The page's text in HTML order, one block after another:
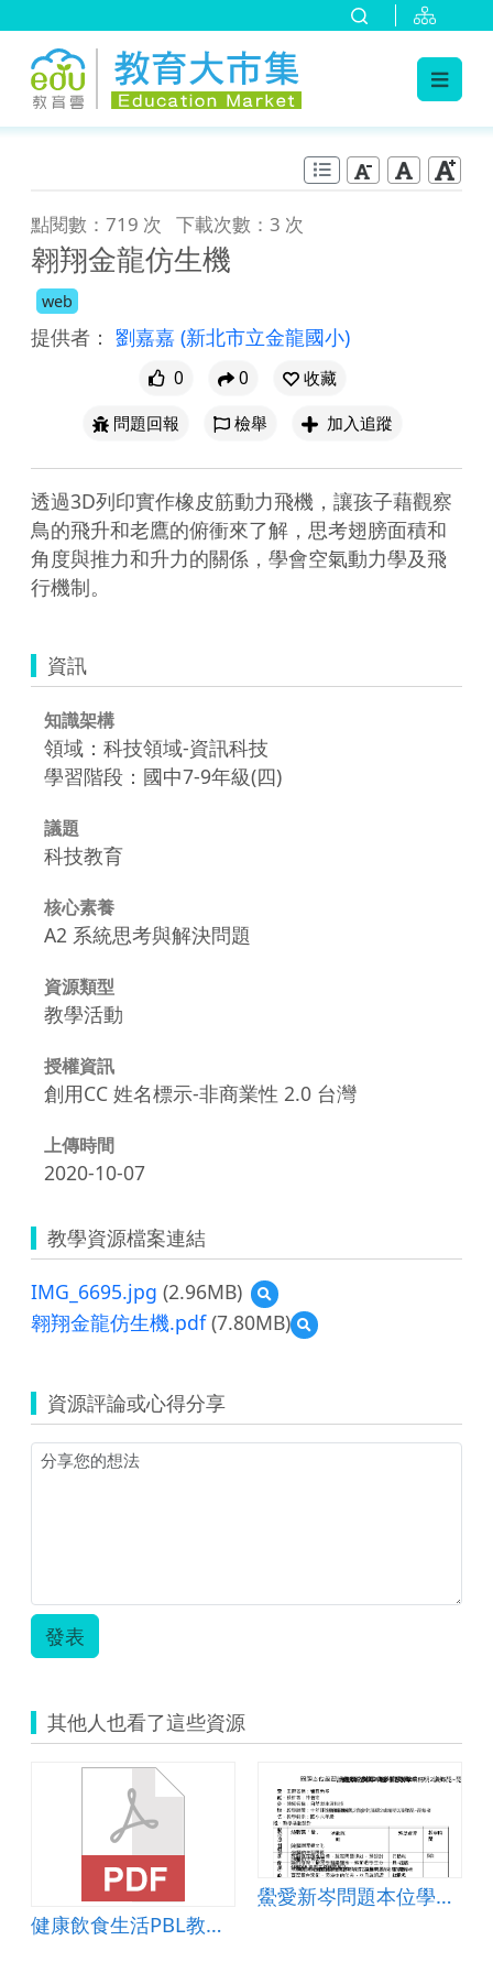
點閱數：719 次 下載次數：3 次
翱翔金龍仿生機
web
提供者： 劉嘉嘉 (新北市立金龍國小)
0 0
收藏
問題回報
檢舉 加入追蹤
透過3D列印實作橡皮筋動力飛機，讓孩子藉觀察
鳥的飛升和老鷹的俯衝來了解，思考翅膀面積和
角度與推力和升力的關係，學會空氣動力學及飛
行機制。
資訊
知識架構
領域：科技領域-資訊科技
學習階段：國中7-9年級(四)
議題
科技教育
核心素養
A2 系統思考與解決問題
資源類型
教學活動
授權資訊
創用CC 姓名標示-非商業性 2.0 台灣
上傳時間
2020-10-07
教學資源檔案連結
IMG_6695.jpg (2.96MB)
預
覽
IMG_6695.jpg
翱翔金龍仿生機.pdf(7.80MB)
預
覽
龍
仿
資源評論或心得分享
發表
其他人也看了這些資源
健康飲食生活PBL教案(健康飲食生活)
鱟愛新岑問題本位學習(PBL)教案